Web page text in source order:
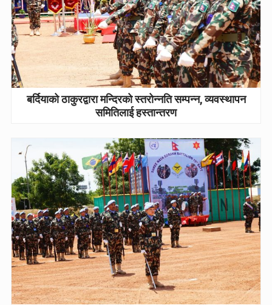
बर्दियाको ठाकुरद्वारा मन्दिरको स्तरोन्नति सम्पन्न, व्यवस्थापन
समितिलाई हस्तान्तरण